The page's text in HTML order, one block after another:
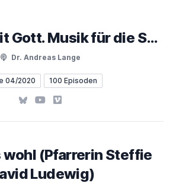
5 Minuten mit Gott. Musik für die Seele & Texte zum Nachdenken
Dr. Andreas Lange
04/2020 100 Episoden
BlueskyYouTube
Vimeo
(Pfarrerin Steffie
Ludewig)